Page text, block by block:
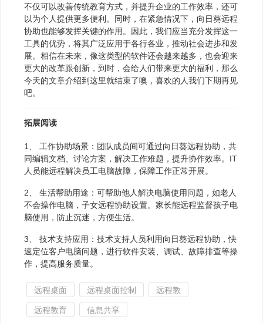
不仅可以改善传统教育方式，并提升企业的工作效率，还可
以为个人提供更多便利。同时，在紧急情况下，向日葵远程
协助也能够发挥关键的作用。因此，我们应当充分发挥这一
工具的优势，将其广泛应用于各行各业，推动社会进步和发
展。相信在未来，像这类型的软件还会越来越多，也会迎来
更大的改革跟创新，到时，会给人们带来更大的福利，那么
今天的文章介绍到这里就结束了噢，喜欢的人我们下期再见
吧。
拓展阅读
1、 工作协助场景：团队成员间可通过向日葵远程协助，共
同编辑文档、讨论方案，解决工作难题，提升协作效率。IT
人员能远程解决员工电脑故障，保障工作正常开展。
2、 生活帮助用途：可帮助他人解决电脑使用问题，如老人
不会操作电脑，子女远程协助设置。家长能远程监督孩子电
脑使用，防止沉迷，方便生活。
3、 技术支持应用：技术支持人员利用向日葵远程协助，快
速定位客户电脑问题，进行软件安装、调试、故障排查等操
作，提高服务质量。
远程桌面 远程桌面控制 远程教
远程教育 信息共享